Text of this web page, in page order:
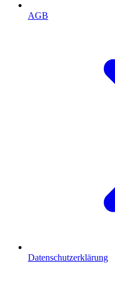
AGB
Datenschutzerklärung